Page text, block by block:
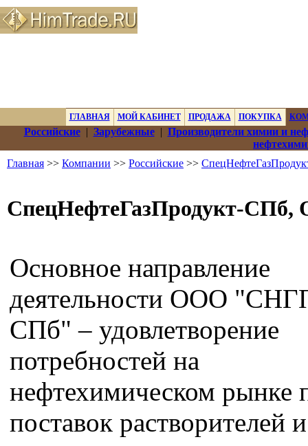
ГЛАВНАЯ МОЙ КАБИНЕТ ПРОДАЖА ПОКУПКА
Российские| Зарубежные| Производители химии и
Главная >> Компании >> Российские >>
СпецНефтеГазПродукт-
Основное направление
деятельности ООО
СПб" – удовлетворение
потребностей на
нефтехимическом рынке
поставок растворителей и